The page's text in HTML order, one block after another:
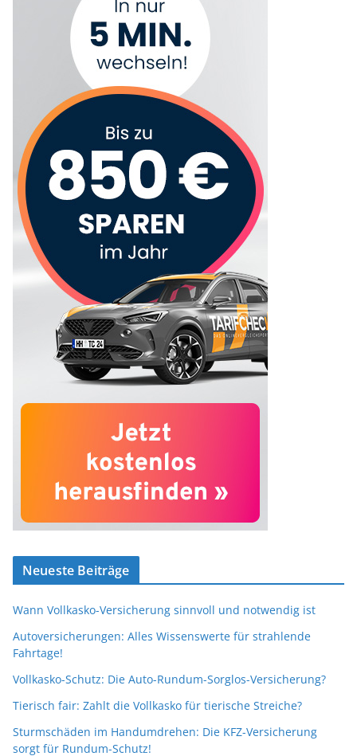
Neueste Beiträge
Wann Vollkasko-Versicherung sinnvoll und notwendig ist
Autoversicherungen: Alles Wissenswerte für strahlende
Fahrtage!
Vollkasko-Schutz: Die Auto-Rundum-Sorglos-Versicherung?
Tierisch fair: Zahlt die Vollkasko für tierische Streiche?
Sturmschäden im Handumdrehen: Die KFZ-Versicherung
sorgt für Rundum-Schutz!